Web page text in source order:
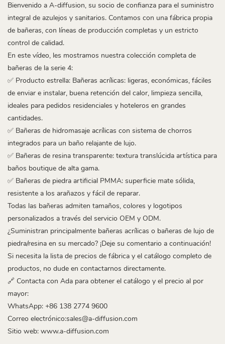
Bienvenido a A-diffusion, su socio de confianza para el suministro
integral de azulejos y sanitarios. Contamos con una fábrica propia
de bañeras, con líneas de producción completas y un estricto
control de calidad.
En este vídeo, les mostramos nuestra colección completa de
bañeras de la serie 4:
✅ Producto estrella: Bañeras acrílicas: ligeras, económicas, fáciles
de enviar e instalar, buena retención del calor, limpieza sencilla,
ideales para pedidos residenciales y hoteleros en grandes
cantidades.
✅ Bañeras de hidromasaje acrílicas con sistema de chorros
integrados para un baño relajante de lujo.
✅ Bañeras de resina transparente: textura translúcida artística para
baños boutique de alta gama.
✅ Bañeras de piedra artificial PMMA: superficie mate sólida,
resistente a los arañazos y fácil de reparar.
Todas las bañeras admiten tamaños, colores y logotipos
personalizados a través del servicio OEM y ODM.
¿Suministran principalmente bañeras acrílicas o bañeras de lujo de
piedra/resina en su mercado? ¡Deje su comentario a continuación!
Si necesita la lista de precios de fábrica y el catálogo completo de
productos, no dude en contactarnos directamente.
🔗 Contacta con Ada para obtener el catálogo y el precio al por
mayor:
WhatsApp: +86 138 2774 9600
Correo electrónico:sales@a-diffusion.com
Sitio web: www.a-diffusion.com